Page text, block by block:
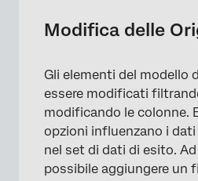
Modifica delle
Gli elementi del modello
essere modificati
modificando le colonne.
opzioni influenzano i
nel set di dati di esito.
possibile aggiungere un